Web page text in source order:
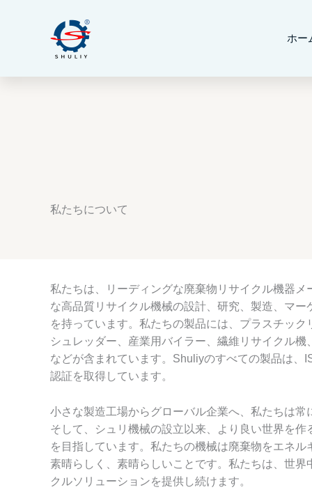
キ
ホー
私たちについて
私たちは、リーディングな廃棄物リサイクル機器メ
な高品質リサイクル機械の設計、研究、製造、マー
を持っています。私たちの製品には、プラスチック
シュレッダー、産業用バイラー、繊維リサイクル
などが含まれています。Shuliyのすべての製品は、
認証を取得しています。
小さな製造工場からグローバル企業へ、私たちは常
そして、シュリ機械の設立以来、より良い世界を作
を目指しています。私たちの機械は廃棄物をエネ
素晴らしく、素晴らしいことです。私たちは、世界
クルソリューションを提供し続けます。